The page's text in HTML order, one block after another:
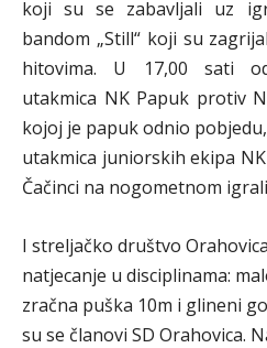
koji su se zabavljali uz
bandom „Still“ koji su
hitovima. U 17,00 sati
utakmica NK Papuk protiv
kojoj je papuk odnio
utakmica juniorskih ekipa
Čačinci na nogometnom
I streljačko društvo
natjecanje u disciplinama:
zračna puška 10m i glineni
su se članovi SD Orahovica.